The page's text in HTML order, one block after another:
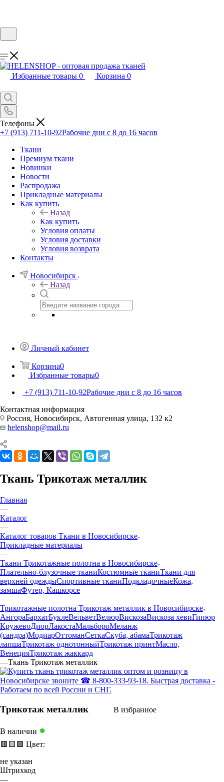
Избранные товары 0 Корзина 0
Телефоны
+7 (913) 711-10-92Рабочие дни с 8 до 16 часов
Ткани
Премиум ткани
Новинки
Новости
Распродажа
Прикладные материалы
Как купить
Назад
Как купить
Условия оплаты
Условия доставки
Условия возврата
Контакты
Новосибирск
Назад
Личный кабинет
Корзина0
Избранные товары0
+7 (913) 711-10-92Рабочие дни с 8 до 16 часов
Контактная информация
Россия, Новосибирск, Автогенная улица, 132 к2
helenshop@mail.ru
Ткань Трикотаж металлик
Главная
—
Каталог
—
Каталог товаров Ткани в Новосибирске
Прикладные материалы
—
Ткани Трикотажные полотна в Новосибирске
Плательно-блузочные тканиКостюмные тканиТкани для
верхней одеждыСпортивные тканиПодкладочныеКожа,
замшаФутер, Кашкорсе
—
Трикотажные полотна Трикотаж металлик в Новосибирске
АнгораБархатБуклеВельветВелюрВискозаВискоза хевиГипюр
КружевоДиорЛакостаМальбороМеланж
(сандра)МодиарОттоманСеткаСкуба, абамаТрикотаж
лапшаТрикотаж однотонныйТрикотаж принтМасло,
ВенецияТрикотаж жаккард
—Ткань Трикотаж металлик
Трикотаж металлик В избранное
В наличии ●
🟥 🟨 🟩 Цвет:
не указан
Штрихкод
—